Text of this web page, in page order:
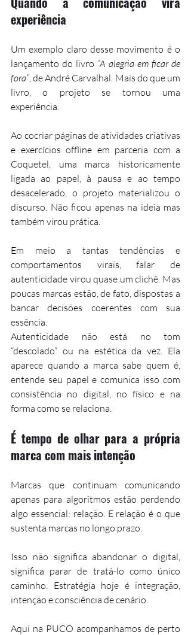
experiência
Um exemplo claro desse movimento é o
lançamento do livro “A alegria em ficar de
fora”, de André Carvalhal. Mais do que um
livro, o projeto se tornou uma
experiência.
Ao cocriar páginas de atividades criativas
e exercícios offline em parceria com a
Coquetel, uma marca historicamente
ligada ao papel, à pausa e ao tempo
desacelerado, o projeto materializou o
discurso. Não ficou apenas na ideia mas
também virou prática.
Em meio a tantas tendências e
comportamentos virais, falar de
autenticidade virou quase um clichê. Mas
poucas marcas estão, de fato, dispostas a
bancar decisões coerentes com sua
essência.
Autenticidade não está no tom
“descolado” ou na estética da vez. Ela
aparece quando a marca sabe quem é,
entende seu papel e comunica isso com
consistência no digital, no físico e na
forma como se relaciona.
É tempo de olhar para a própria
marca com mais intenção
Marcas que continuam comunicando
apenas para algoritmos estão perdendo
algo essencial: relação. E relação é o que
sustenta marcas no longo prazo.
Isso não significa abandonar o digital,
significa parar de tratá-lo como único
caminho. Estratégia hoje é integração,
intenção e consciência de cenário.
Aqui na PUCO acompanhamos de perto